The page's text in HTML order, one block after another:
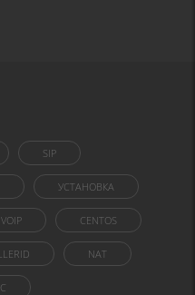
SIP
УСТАНОВКА
VOIP CENTOS
NAT